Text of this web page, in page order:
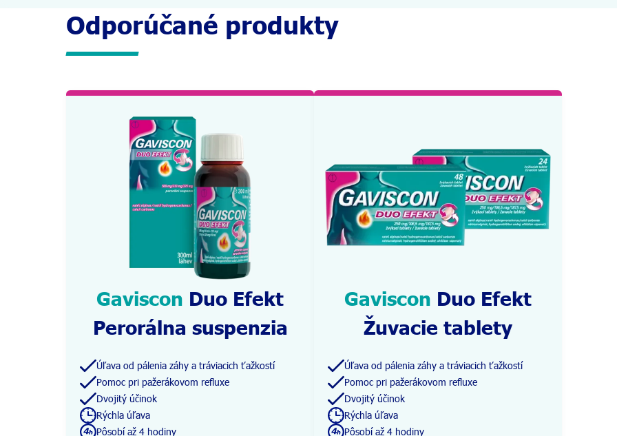
Odporúčané produkty
Gaviscon Duo Efekt
Perorálna suspenzia
Úľava od pálenia záhy a tráviacich ťažkostí
Pomoc pri pažerákovom refluxe
Dvojitý účinok
Rýchla úľava
Pôsobí až 4 hodiny
Gaviscon Duo Efekt
Žuvacie tablety
Úľava od pálenia záhy a tráviacich ťažkostí
Pomoc pri pažerákovom refluxe
Dvojitý účinok
Rýchla úľava
Pôsobí až 4 hodiny